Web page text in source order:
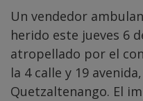
Un vendedor
herido este jueves 6
atropellado por el
la 4 calle y 19
Quetzaltenango. El